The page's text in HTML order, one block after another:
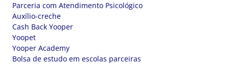
Parceria com Atendimento Psicológico
Auxílio-creche
Cash Back Yooper
Yoopet
Yooper Academy
Bolsa de estudo em escolas parceiras